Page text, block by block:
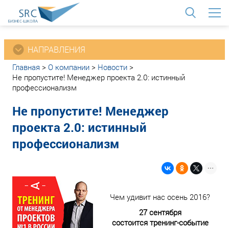
НАПРАВЛЕНИЯ
Главная > О компании > Новости >
Не пропустите! Менеджер проекта 2.0: истинный
профессионализм
Не пропустите! Менеджер
проекта 2.0: истинный
профессионализм
Чем удивит нас осень 2016?
27 сентября
состоится тренинг-событие